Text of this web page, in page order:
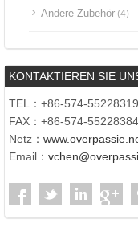
Andere Zubehör (4)
KONTAKTIEREN SIE
TEL：+86-574-55228319
FAX：+86-574-55228384
Netz：
Email：